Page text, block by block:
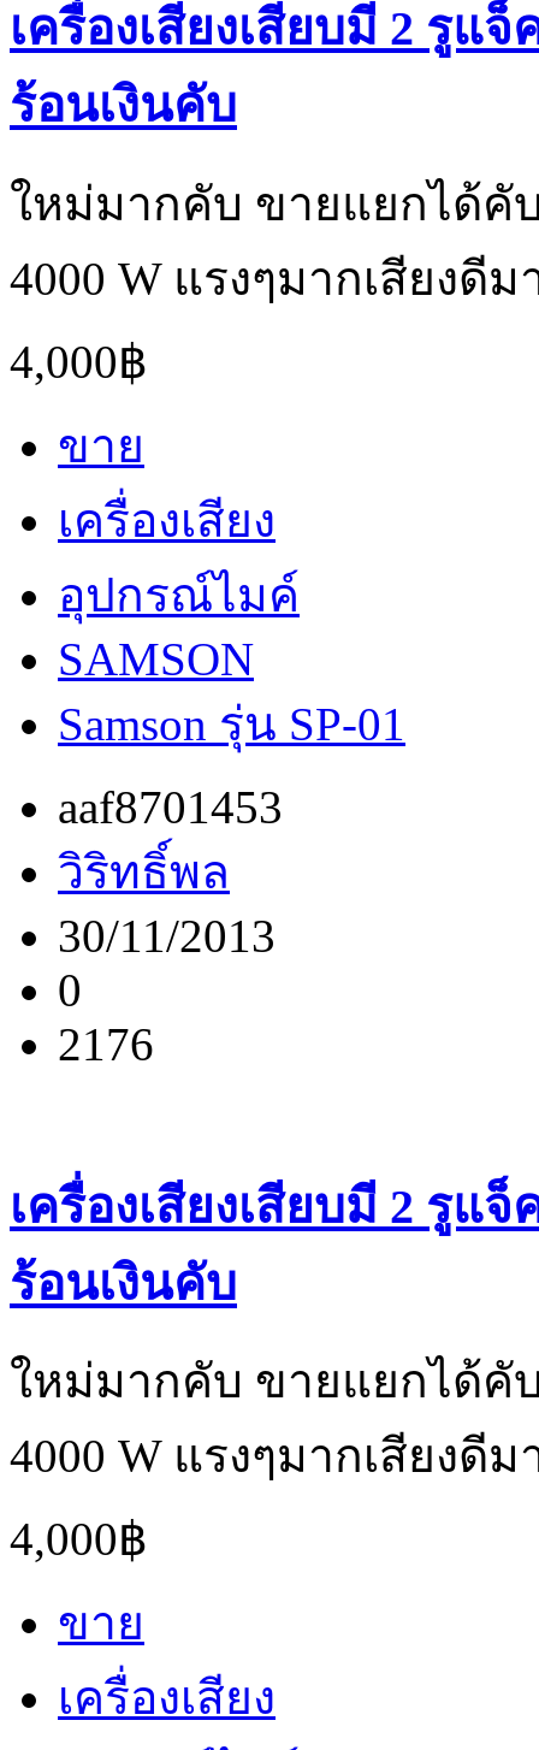
เครื่องเสียงเสียบมี 2 รูแ
ร้อนเงินคับ
ใหม่มากคับ ขายแยกได้คั
4000 W แรงๆมากเสียงดีม
4,000฿
ขาย
เครื่องเสียง
อุปกรณ์ไมค์
SAMSON
Samson รุ่น SP-01
aaf8701453
วิริทธิ์พล
30/11/2013
0
2176
เครื่องเสียงเสียบมี 2 รูแ
ร้อนเงินคับ
ใหม่มากคับ ขายแยกได้คั
4000 W แรงๆมากเสียงดีม
4,000฿
ขาย
เครื่องเสียง